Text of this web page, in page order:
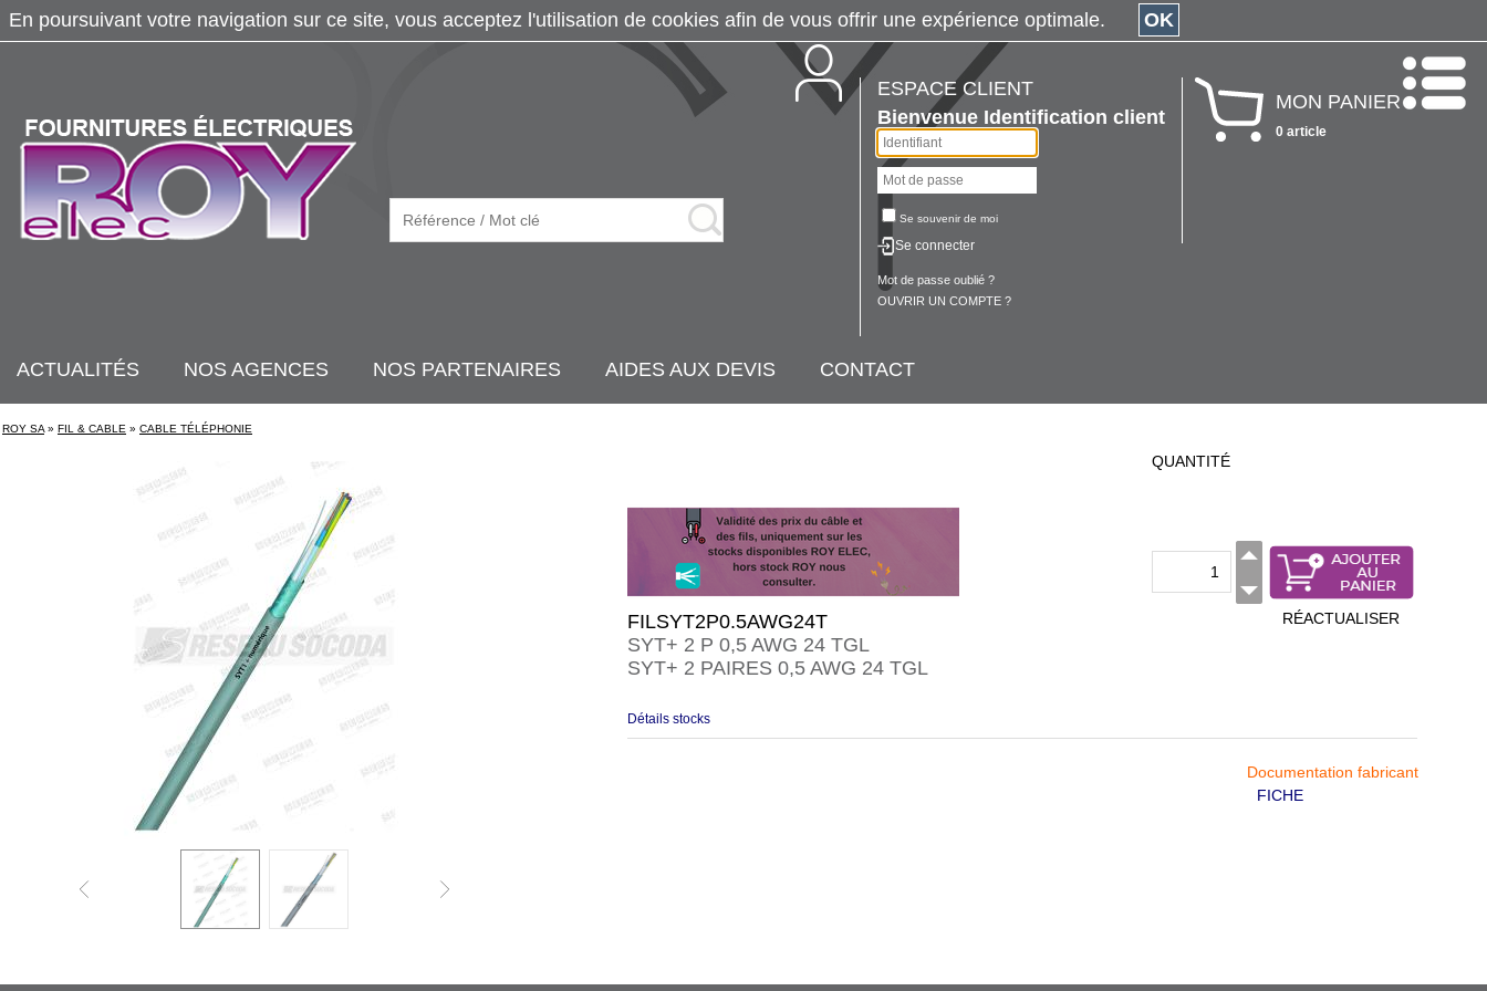
ESPACE CLIENT
Bienvenue Identification client
Se souvenir de moi
Se connecter
Mot de passe oublié ?
OUVRIR UN COMPTE ?
MON PANIER
0 article
ACTUALITÉS NOS AGENCES NOS PARTENAIRES AIDES AUX DEVIS CONTACT
ROY SA » FIL & CABLE » CABLE TÉLÉPHONIE
FILSYT2P0.5AWG24T
SYT+ 2 P 0,5 AWG 24 TGL
SYT+ 2 PAIRES 0,5 AWG 24 TGL
QUANTITÉ
RÉACTUALISER
Détails stocks
Documentation fabricant
FICHE
En poursuivant votre navigation sur ce site, vous acceptez l'utilisation de cookies afin de vous offrir une expérience optimale. OK